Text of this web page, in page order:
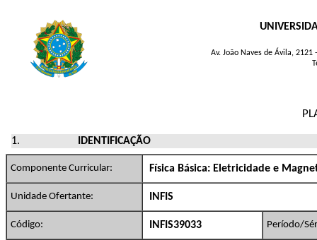
Av. João Naves de Ávila,
IDENTIFICAÇÃO
Componente Curricular: Física Básica: Eletricidade e
Unidade Ofertante: INFIS
Código: INFIS39033 Período/